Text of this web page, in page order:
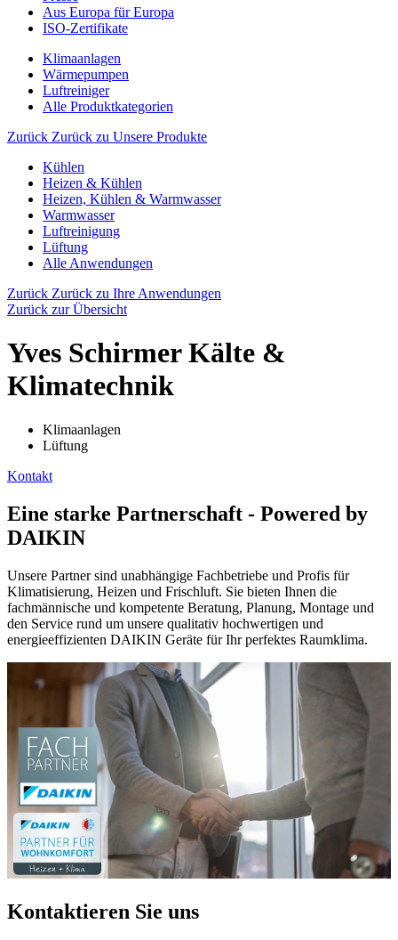
Aus Europa für Europa
ISO-Zertifikate
Klimaanlagen
Wärmepumpen
Luftreiniger
Alle Produktkategorien
Zurück Zurück zu Unsere Produkte
Kühlen
Heizen & Kühlen
Heizen, Kühlen & Warmwasser
Warmwasser
Luftreinigung
Lüftung
Alle Anwendungen
Zurück Zurück zu Ihre Anwendungen
Zurück zur Übersicht
Yves Schirmer Kälte &
Klimatechnik
Klimaanlagen
Lüftung
Kontakt
Eine starke Partnerschaft - Powered by
DAIKIN
Unsere Partner sind unabhängige Fachbetriebe und Profis für
Klimatisierung, Heizen und Frischluft. Sie bieten Ihnen die
fachmännische und kompetente Beratung, Planung, Montage und
den Service rund um unsere qualitativ hochwertigen und
energieeffizienten DAIKIN Geräte für Ihr perfektes Raumklima.
Kontaktieren Sie uns